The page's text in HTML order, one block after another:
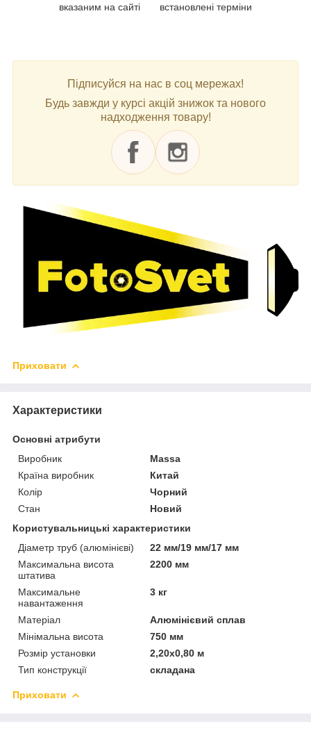
вказаним на сайті
встановлені терміни
Підписуйся на нас в соц мережах!
Будь завжди у курсі акцій знижок та нового
надходження товару!
Приховати
Характеристики
Основні атрибути
Виробник
Massa
Країна виробник
Китай
Колір
Чорний
Стан
Новий
Користувальницькі характеристики
Діаметр труб (алюмінієві)
22 мм/19 мм/17 мм
Максимальна висота
штатива
2200 мм
Максимальне
навантаження
3 кг
Матеріал
Алюмінієвий сплав
Мінімальна висота
750 мм
Розмір установки
2,20х0,80 м
Тип конструкції
складана
Приховати